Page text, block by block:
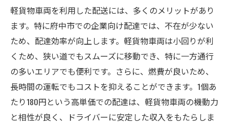
軽貨物車両を利用した配送には、多くのメリットがあり
ます。特に府中市での企業向け配達では、不在が少ない
ため、配達効率が向上します。軽貨物車両は小回りが利
くため、狭い道でもスムーズに移動でき、特に一方通行
の多いエリアでも便利です。さらに、燃費が良いため、
長時間の運転でもコストを抑えることができます。1個あ
たり180円という高単価での配達は、軽貨物車両の機動力
と相性が良く、ドライバーに安定した収入をもたらしま